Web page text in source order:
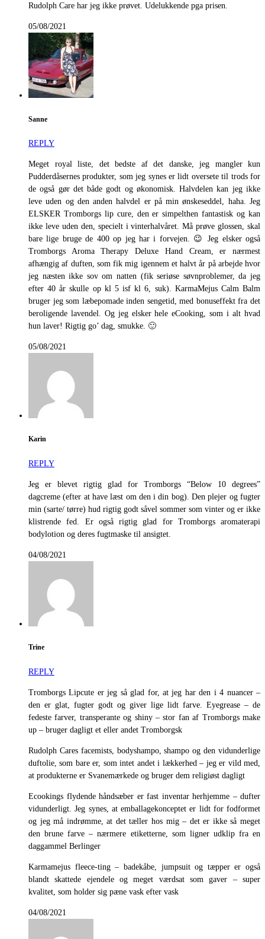
Rudolph Care har jeg ikke prøvet. Udelukkende pga prisen.
05/08/2021
Sanne
REPLY
Meget royal liste, det bedste af det danske, jeg mangler kun
Pudderdåsernes produkter, som jeg synes er lidt oversete til trods for
de også gør det både godt og økonomisk. Halvdelen kan jeg ikke
leve uden og den anden halvdel er på min ønskeseddel, haha. Jeg
ELSKER Tromborgs lip cure, den er simpelthen fantastisk og kan
ikke leve uden den, specielt i vinterhalvåret. Må prøve glossen, skal
bare lige bruge de 400 op jeg har i forvejen. 😉 Jeg elsker også
Tromborgs Aroma Therapy Deluxe Hand Cream, er nærmest
afhængig af duften, som fik mig igennem et halvt år på arbejde hvor
jeg næsten ikke sov om natten (fik seriøse søvnproblemer, da jeg
efter 40 år skulle op kl 5 isf kl 6, suk). KarmaMejus Calm Balm
bruger jeg som læbepomade inden sengetid, med bonuseffekt fra det
beroligende lavendel. Og jeg elsker hele eCooking, som i alt hvad
hun laver! Rigtig go’ dag, smukke. 🙂
05/08/2021
Karin
REPLY
Jeg er blevet rigtig glad for Tromborgs “Below 10 degrees”
dagcreme (efter at have læst om den i din bog). Den plejer og fugter
min (sarte/ tørre) hud rigtig godt såvel sommer som vinter og er ikke
klistrende fed. Er også rigtig glad for Tromborgs aromaterapi
bodylotion og deres fugtmaske til ansigtet.
04/08/2021
Trine
REPLY
Tromborgs Lipcute er jeg så glad for, at jeg har den i 4 nuancer –
den er glat, fugter godt og giver lige lidt farve. Eyegrease – de
fedeste farver, transperante og shiny – stor fan af Tromborgs make
up – bruger dagligt et eller andet Tromborgsk
Rudolph Cares facemists, bodyshampo, shampo og den vidunderlige
duftolie, som bare er, som intet andet i lækkerhed – jeg er vild med,
at produkterne er Svanemærkede og bruger dem religiøst dagligt
Ecookings flydende håndsæber er fast inventar herhjemme – dufter
vidunderligt. Jeg synes, at emballagekonceptet er lidt for fodformet
og jeg må indrømme, at det tæller hos mig – det er ikke så meget
den brune farve – nærmere etiketterne, som ligner udklip fra en
daggammel Berlinger
Karmamejus fleece-ting – badekåbe, jumpsuit og tæpper er også
blandt skattede ejendele og meget værdsat som gaver – super
kvalitet, som holder sig pæne vask efter vask
04/08/2021